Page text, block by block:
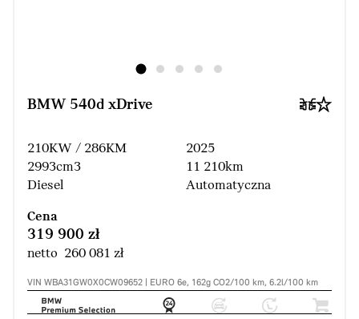
BMW 540d xDrive
210KW / 286KM
2993cm3
Diesel
2025
11 210km
Automatyczna
Cena
319 900 zł
netto 260 081 zł
VIN WBA31GW0X0CW09652 | EURO 6e, 162g CO2/100 km, 6.2l/100 km